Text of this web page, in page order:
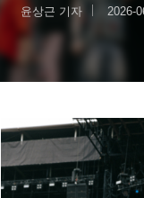
윤상근 기자 2026-